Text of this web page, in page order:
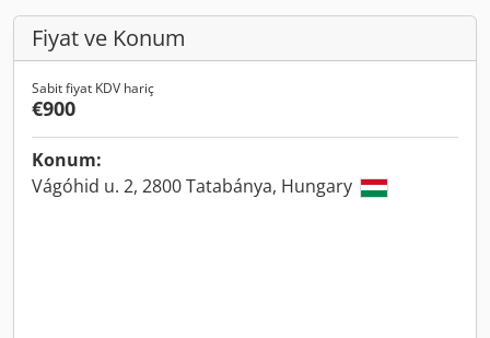
Fiyat ve Konum
Sabit fiyat KDV hariç
€900
Konum:
Vágóhid u. 2, 2800 Tatabánya, Hungary